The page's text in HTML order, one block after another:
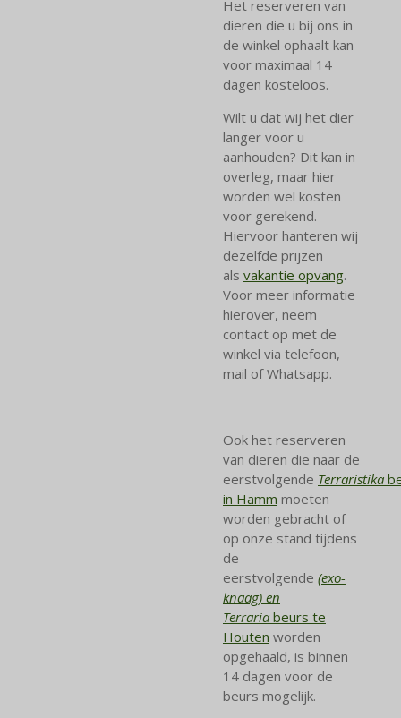
Het reserveren van
dieren die u bij ons in
de winkel ophaalt kan
voor maximaal 14
dagen kosteloos.
Wilt u dat wij het dier
langer voor u
aanhouden? Dit kan in
overleg, maar hier
worden wel kosten
voor gerekend.
Hiervoor hanteren wij
dezelfde prijzen
als vakantie opvang.
Voor meer informatie
hierover, neem
contact op met de
winkel via telefoon,
mail of Whatsapp.
Ook het reserveren
van dieren die naar de
eerstvolgende Terraristika
in Hamm moeten
worden gebracht of
op onze stand tijdens
de
eerstvolgende (exo-
knaag) en
Terraria beurs te
Houten worden
opgehaald, is binnen
14 dagen voor de
beurs mogelijk.